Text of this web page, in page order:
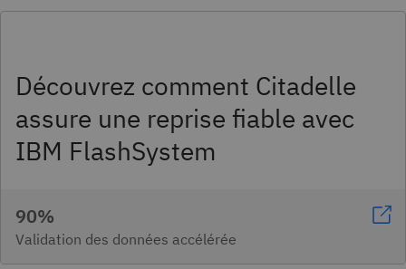
Découvrez comment Citadelle
assure une reprise fiable avec
IBM FlashSystem
90%
Validation des données accélérée